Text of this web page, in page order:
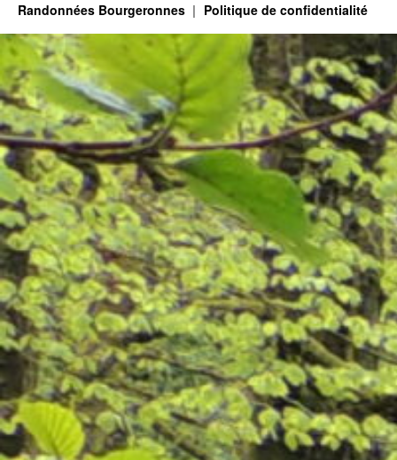
Randonnées Bourgeronnes Politique de confidentialité